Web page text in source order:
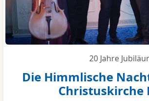
20 Jahre
Die Himmlische
Christuskirche